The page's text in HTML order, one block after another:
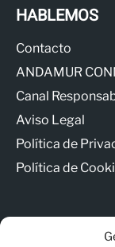
HABLEMOS
Contacto
ANDAMUR
Canal
Aviso Legal
Política de
Política de